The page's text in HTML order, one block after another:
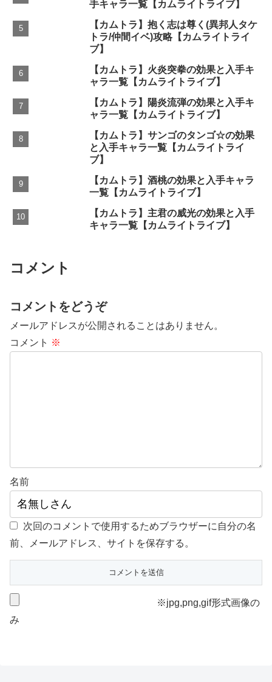
手キャラ一覧【カムライトライブ】
【カムトラ】抱く志は尊く(異邦人タケ
トラ/仲間イベ)攻略【カムライトライ
ブ】
【カムトラ】火炎突拳の効果と入手キ
ャラ一覧【カムライトライブ】
【カムトラ】陽炎流弾の効果と入手キ
ャラ一覧【カムライトライブ】
【カムトラ】サンゴのタンゴ☆の効果
と入手キャラ一覧【カムライトライ
ブ】
【カムトラ】酒桃の効果と入手キャラ
一覧【カムライトライブ】
【カムトラ】主君の威光の効果と入手
キャラ一覧【カムライトライブ】
コメント
コメントをどうぞ
メールアドレスが公開されることはありません。
コメント ※
名前
次回のコメントで使用するためブラウザーに自分の名
前、メールアドレス、サイトを保存する。
※jpg,png,gif形式画像の
み